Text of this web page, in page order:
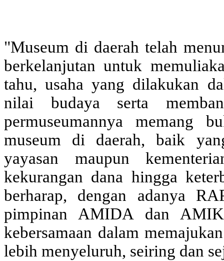
"Museum di daerah telah
berkelanjutan untuk
tahu, usaha yang dilakukan
nilai budaya serta
permuseumannya memang
museum di daerah, baik
yayasan maupun
kekurangan dana hingga
berharap, dengan adanya
pimpinan AMIDA dan
kebersamaan dalam
lebih menyeluruh, seiring dan